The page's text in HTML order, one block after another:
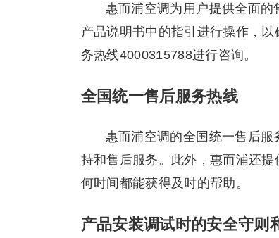
惠而浦空调为用户提供全面
产品说明书中的指引进行操作，
务热线4000315788进行咨询。
全国统一售后服务热线
惠而浦空调的全国统一售后
持和售后服务。此外，惠而浦还
何时间都能获得及时的帮助。
产品安装调试时的安全守则